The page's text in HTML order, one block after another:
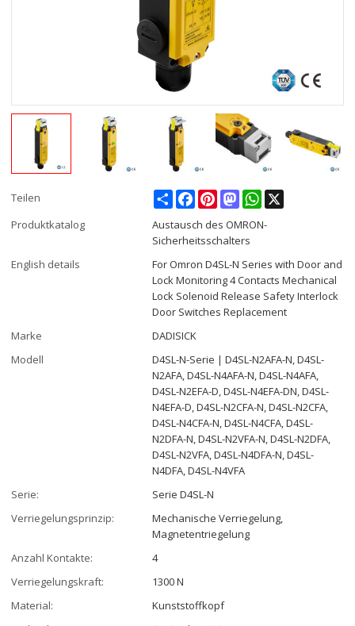
Teilen ShareFacebookPinterestMastodonWhatsApp
Produktkatalog
Austausch des OMRON-
Sicherheitsschalters
English details
For Omron D4SL-N Series with Door and
Lock Monitoring 4 Contacts Mechanical
Lock Solenoid Release Safety Interlock
Door Switches Replacement
Marke
DADISICK
Modell
D4SL-N-Serie | D4SL-N2AFA-N, D4SL-
N2AFA, D4SL-N4AFA-N, D4SL-N4AFA,
D4SL-N2EFA-D, D4SL-N4EFA-DN, D4SL-
N4EFA-D, D4SL-N2CFA-N, D4SL-N2CFA,
D4SL-N4CFA-N, D4SL-N4CFA, D4SL-
N2DFA-N, D4SL-N2VFA-N, D4SL-N2DFA,
D4SL-N2VFA, D4SL-N4DFA-N, D4SL-
N4DFA, D4SL-N4VFA
Serie:
Serie D4SL-N
Verriegelungsprinzip:
Mechanische Verriegelung,
Magnetentriegelung
Anzahl Kontakte:
4
Verriegelungskraft:
1300 N
Material:
Kunststoffkopf